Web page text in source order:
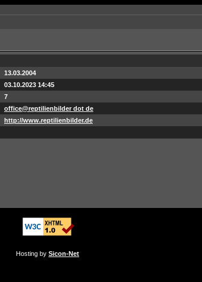
13.03.2004
03.10.2023 14:45
7
office@reptilienbilder dot de
http://www.reptilienbilder.de
Hosting by Sicon-Net